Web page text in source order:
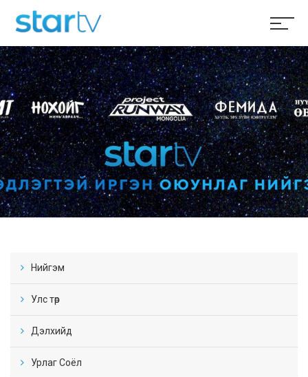
Нийгэм
Улс төр
Дэлхийд
Урлаг Соёл